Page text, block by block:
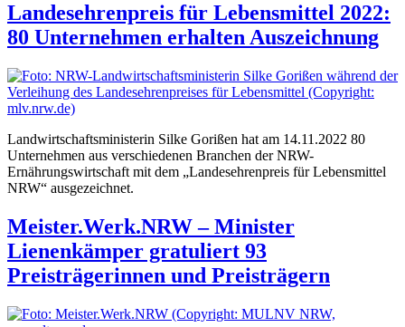
Landesehrenpreis für Lebensmittel 2022:
80 Unternehmen erhalten Auszeichnung
Landwirtschaftsministerin Silke Gorißen hat am 14.11.2022 80
Unternehmen aus verschiedenen Branchen der NRW-
Ernährungswirtschaft mit dem „Landesehrenpreis für Lebensmittel
NRW“ ausgezeichnet.
Meister.Werk.NRW – Minister
Lienenkämper gratuliert 93
Preisträgerinnen und Preisträgern